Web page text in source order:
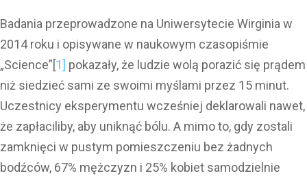
Badania przeprowadzone na Uniwersytecie Wirginia w
2014 roku i opisywane w naukowym czasopiśmie
„Science”[1] pokazały, że ludzie wolą porazić się prądem
niż siedzieć sami ze swoimi myślami przez 15 minut.
Uczestnicy eksperymentu wcześniej deklarowali nawet,
że zapłaciliby, aby uniknąć bólu. A mimo to, gdy zostali
zamknięci w pustym pomieszczeniu bez żadnych
bodźców, 67% mężczyzn i 25% kobiet samodzielnie